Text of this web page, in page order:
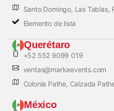
Santo Domingo, Las Tablas,
Elemento de lista
Querétaro
+52 552 9099 019
ventas@markaevents.com
Colonia Pathe, Calzada
México